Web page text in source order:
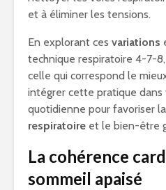
et à éliminer les tensions.
En explorant ces variations
technique respiratoire 4-7-
celle qui correspond le
intégrer cette pratique
quotidienne pour favoriser
respiratoire et le bien-être
La cohérence
sommeil apaisé